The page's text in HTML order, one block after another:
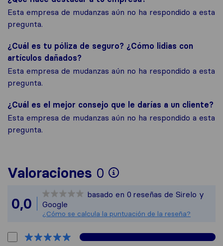
Esta empresa de mudanzas aún no ha respondido a esta
pregunta.
¿Cuál es tu póliza de seguro? ¿Cómo lidias con
artículos dañados?
Esta empresa de mudanzas aún no ha respondido a esta
pregunta.
¿Cuál es el mejor consejo que le darías a un cliente?
Esta empresa de mudanzas aún no ha respondido a esta
pregunta.
Valoraciones 0
Para ofrecerte
Todas las
0,0
basado en 0 reseñas de Sirelo y
Google
¿Cómo se calcula la puntuación de la reseña?